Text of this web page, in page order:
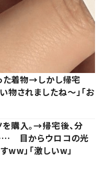
た着物→しかし帰宅
されましたね～」「お
購入。→帰宅後、分
目からウロコの光
ww」「激しいw」